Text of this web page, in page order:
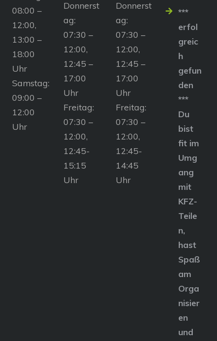
08:00 –
12:00,
13:00 –
18:00
Uhr
Samstag:
09:00 –
12:00
Uhr
Donnerst
ag:
07:30 –
12:00,
12:45 –
17:00
Uhr
Freitag:
07:30 –
12:00,
12:45-
15:15
Uhr
Donnerst
ag:
07:30 –
12:00,
12:45 –
17:00
Uhr
Freitag:
07:30 –
12:00,
12:45-
14:45
Uhr
***
erfol
greic
h
gefun
den
***
Du
bist
fit im
Umg
ang
mit
KFZ-
Teile
n,
hast
Spaß
am
Orga
nisier
en
und